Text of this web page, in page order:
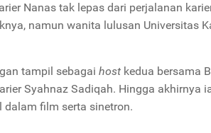
Nanas tak lepas dari perjalanan
namun wanita lulusan Universitas
tampil sebagai host kedua bersama
Syahnaz Sadiqah. Hingga akhirnya
film serta sinetron.